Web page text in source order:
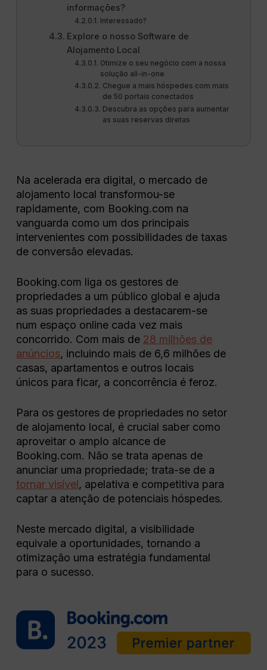
informações?
Interessado?
Explore o nosso Software de
Alojamento Local
Otimize o seu negócio com a nossa
solução all-in-one
Chegue a mais hóspedes com mais
de 50 portais conectados
Descubra as opções para aumentar
as suas reservas diretas
Na acelerada era digital, o mercado de
alojamento local transformou-se
rapidamente, com Booking.com na
vanguarda como um dos principais
intervenientes com possibilidades de taxas
de conversão elevadas.
Booking.com liga os gestores de
propriedades a um público global e ajuda
as suas propriedades a destacarem-se
num espaço online cada vez mais
concorrido. Com mais de 28 milhões de
anúncios, incluindo mais de 6,6 milhões de
casas, apartamentos e outros locais
únicos para ficar, a concorrência é feroz.
Para os gestores de propriedades no setor
de alojamento local, é crucial saber como
aproveitar o amplo alcance de
Booking.com. Não se trata apenas de
anunciar uma propriedade; trata-se de a
tornar visível, apelativa e competitiva para
captar a atenção de potenciais hóspedes.
Neste mercado digital, a visibilidade
equivale a oportunidades, tornando a
otimização uma estratégia fundamental
para o sucesso.